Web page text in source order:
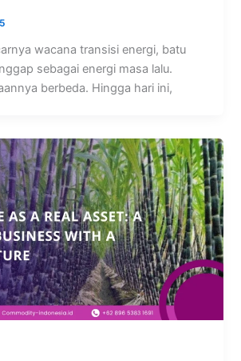
wacana transisi energi, batu
sebagai energi masa lalu.
berbeda. Hingga hari ini,